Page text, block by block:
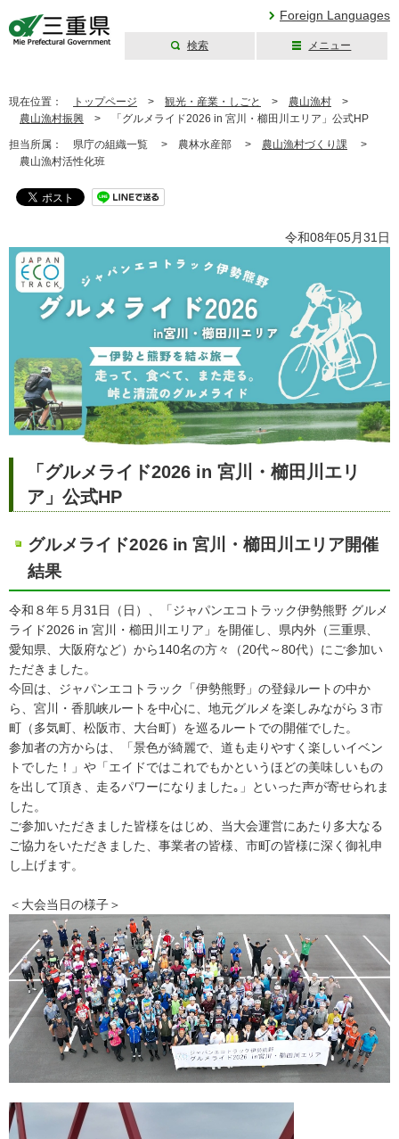
Foreign Languages
検索 メニュー
現在位置： トップページ > 観光・産業・しごと > 農山漁村 >
農山漁村振興 > 「グルメライド2026 in 宮川・櫛田川エリア」公式HP
担当所属： 県庁の組織一覧 > 農林水産部 > 農山漁村づくり課 >
農山漁村活性化班
令和08年05月31日
「グルメライド2026 in 宮川・櫛田川エリ
ア」公式HP
グルメライド2026 in 宮川・櫛田川エリア開催
結果
令和８年５月31日（日）、「ジャパンエコトラック伊勢熊野 グルメ
ライド2026 in 宮川・櫛田川エリア」を開催し、県内外（三重県、
愛知県、大阪府など）から140名の方々（20代～80代）にご参加い
ただきました。
今回は、ジャパンエコトラック「伊勢熊野」の登録ルートの中か
ら、宮川・香肌峡ルートを中心に、地元グルメを楽しみながら３市
町（多気町、松阪市、大台町）を巡るルートでの開催でした。
参加者の方からは、「景色が綺麗で、道も走りやすく楽しいイベン
トでした！」や「エイドではこれでもかというほどの美味しいもの
を出して頂き、走るパワーになりました｡」といった声が寄せられま
した。
ご参加いただきました皆様をはじめ、当大会運営にあたり多大なる
ご協力をいただきました、事業者の皆様、市町の皆様に深く御礼申
し上げます。
＜大会当日の様子＞